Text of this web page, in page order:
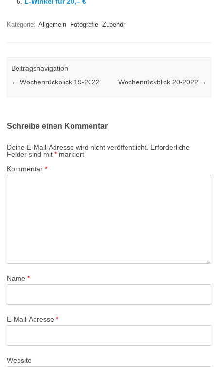
Kategorie: Allgemein Fotografie Zubehör
Beitragsnavigation
← Wochenrückblick 19-2022 Wochenrückblick 20-2022 →
Schreibe einen Kommentar
Deine E-Mail-Adresse wird nicht veröffentlicht. Erforderliche
Felder sind mit * markiert
Kommentar *
Name *
E-Mail-Adresse *
Website